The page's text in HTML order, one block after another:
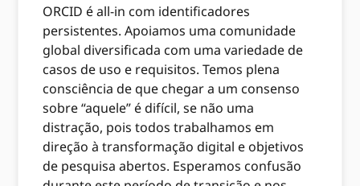
ORCID é all-in com identificadores
persistentes. Apoiamos uma comunidade
global diversificada com uma variedade de
casos de uso e requisitos. Temos plena
consciência de que chegar a um consenso
sobre “aquele” é difícil, se não uma
distração, pois todos trabalhamos em
direção à transformação digital e objetivos
de pesquisa abertos. Esperamos confusão